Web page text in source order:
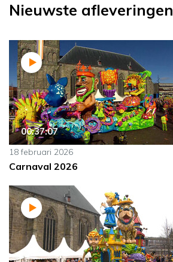
Nieuwste afleveringen
00:37:07
18 februari 2026
Carnaval 2026